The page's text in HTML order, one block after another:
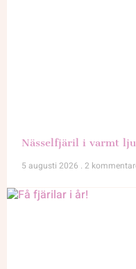
Nässelfjäril i varmt
5 augusti 2026 2